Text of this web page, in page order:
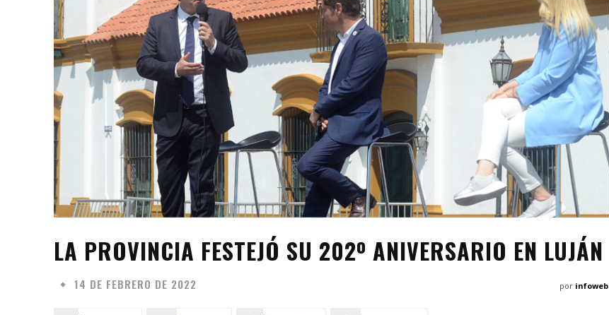
LA PROVINCIA FESTEJÓ SU 202º ANIVERSARIO EN LUJÁN
14 DE FEBRERO DE 2022 por infoweb